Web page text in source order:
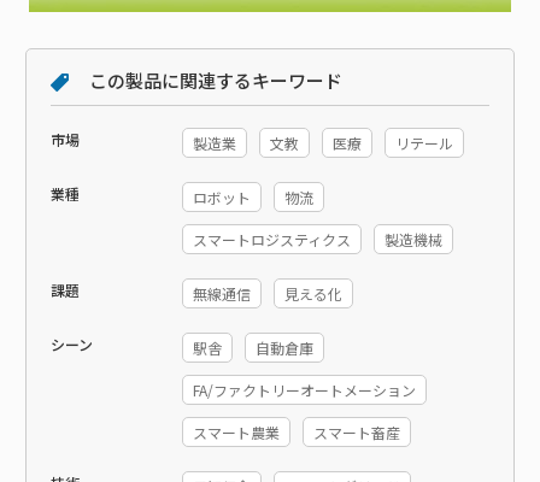
この製品に関連するキーワード
市場 製造業 文教 医療 リテール
業種 ロボット 物流
スマートロジスティクス 製造機械
課題 無線通信 見える化
シーン 駅舎 自動倉庫
FA/ファクトリーオートメーション
スマート農業 スマート畜産